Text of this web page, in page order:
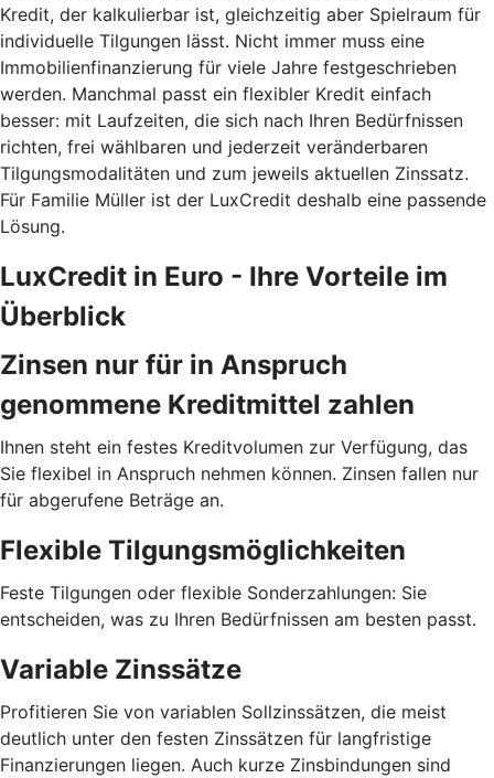
Kredit, der kalkulierbar ist, gleichzeitig aber Spielraum für
individuelle Tilgungen lässt. Nicht immer muss eine
Immobilienfinanzierung für viele Jahre festgeschrieben
werden. Manchmal passt ein flexibler Kredit einfach
besser: mit Laufzeiten, die sich nach Ihren Bedürfnissen
richten, frei wählbaren und jederzeit veränderbaren
Tilgungsmodalitäten und zum jeweils aktuellen Zinssatz.
Für Familie Müller ist der LuxCredit deshalb eine passende
Lösung.
LuxCredit in Euro - Ihre Vorteile im
Überblick
Zinsen nur für in Anspruch
genommene Kreditmittel zahlen
Ihnen steht ein festes Kreditvolumen zur Verfügung, das
Sie flexibel in Anspruch nehmen können. Zinsen fallen nur
für abgerufene Beträge an.
Flexible Tilgungsmöglichkeiten
Feste Tilgungen oder flexible Sonderzahlungen: Sie
entscheiden, was zu Ihren Bedürfnissen am besten passt.
Variable Zinssätze
Profitieren Sie von variablen Sollzinssätzen, die meist
deutlich unter den festen Zinssätzen für langfristige
Finanzierungen liegen. Auch kurze Zinsbindungen sind